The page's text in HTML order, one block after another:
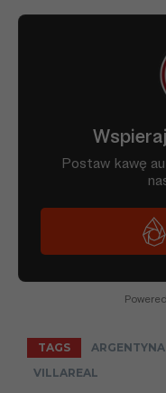
TAGS ARGENTYNA
VILLAREAL